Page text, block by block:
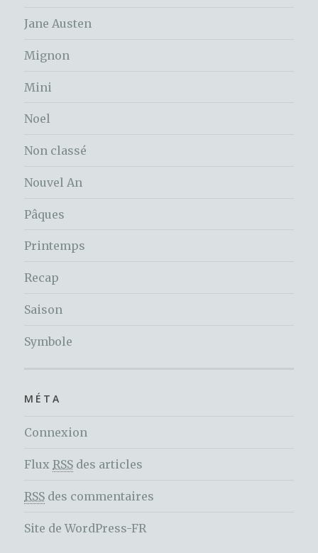
Jane Austen
Mignon
Mini
Noel
Non classé
Nouvel An
Pâques
Printemps
Recap
Saison
Symbole
MÉTA
Connexion
Flux RSS des articles
RSS des commentaires
Site de WordPress-FR